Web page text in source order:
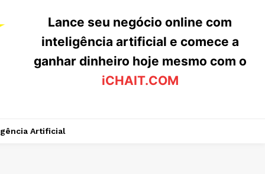
Lance seu negócio online com
inteligência artificial e comece a
ganhar dinheiro hoje mesmo com o
iCHAIT.COM
Artificial